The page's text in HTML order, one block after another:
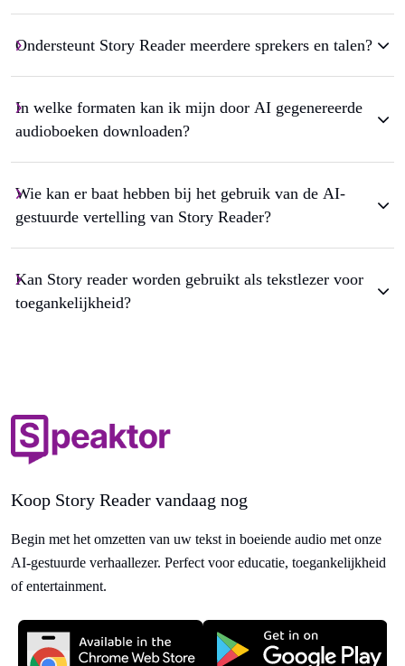
Ondersteunt Story Reader meerdere sprekers en talen?
In welke formaten kan ik mijn door AI gegenereerde
audioboeken downloaden?
Wie kan er baat hebben bij het gebruik van de AI-
gestuurde vertelling van Story Reader?
Kan Story reader worden gebruikt als tekstlezer voor
toegankelijkheid?
Koop Story Reader vandaag nog
Begin met het omzetten van uw tekst in boeiende audio met onze
AI-gestuurde verhaallezer. Perfect voor educatie, toegankelijkheid
of entertainment.